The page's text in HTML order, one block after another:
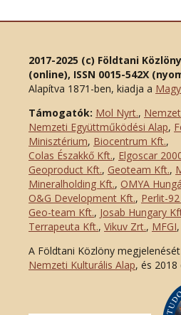
2017-2025 (c) Földtani
(online), ISSN 0015-542X
Alapítva 1871-ben, kiadja a
Támogatók: Mol Nyrt.,
Nemzeti Együttműködési Alap,
Minisztérium, Biocentrum Kft.,
Colas Északkő Kft., Elgoscar
Geoproduct Kft., Geoteam Kft.,
Mineralholding Kft., OMYA
O&G Development Kft., Perlit-
Geo-team Kft., Josab Hungary
Terrapeuta Kft., Vikuv Zrt., MFGI,
A Földtani Közlöny
Nemzeti Kulturális Alap, és